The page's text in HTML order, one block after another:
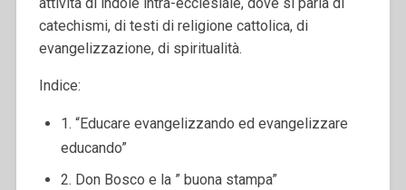
catechismi, di testi di religione cattolica, di
evangelizzazione, di spiritualità.
Indice:
1. “Educare evangelizzando ed evangelizzare
educando”
2. Don Bosco e la ” buona stampa”